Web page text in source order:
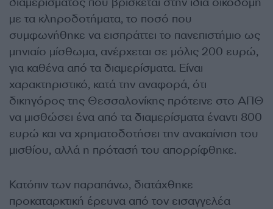
με τα κληροδοτήματα, το ποσό που
συμφωνήθηκε να εισπράττει το πανεπιστήμιο ως
μηνιαίο μίσθωμα, ανέρχεται σε μόλις 200 ευρώ,
για καθένα από τα διαμερίσματα. Είναι
χαρακτηριστικό, κατά την αναφορά, ότι
δικηγόρος της Θεσσαλονίκης πρότεινε στο ΑΠΘ
να μισθώσει ένα από τα διαμερίσματα έναντι 800
ευρώ και να χρηματοδοτήσει την ανακαίνιση του
μισθίου, αλλά η πρότασή του απορρίφθηκε.
Κατόπιν των παραπάνω, διατάχθηκε
προκαταρκτική έρευνα από τον εισαγγελέα